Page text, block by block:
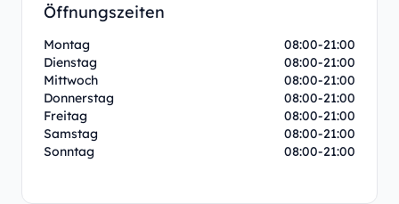
Öffnungszeiten
Montag
08:00-21:00
Dienstag
08:00-21:00
Mittwoch
08:00-21:00
Donnerstag
08:00-21:00
Freitag
08:00-21:00
Samstag
08:00-21:00
Sonntag
08:00-21:00